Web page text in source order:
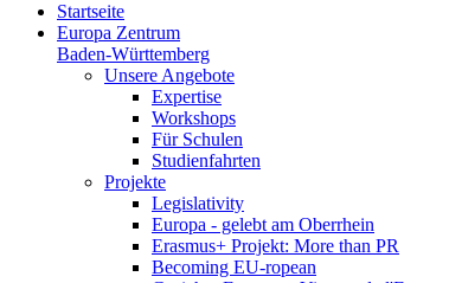
Startseite
Europa Zentrum
Baden-Württemberg
Unsere Angebote
Expertise
Workshops
Für Schulen
Studienfahrten
Projekte
Legislativity
Europa - gelebt am Oberrhein
Erasmus+ Projekt: More than PR
Becoming EU-ropean